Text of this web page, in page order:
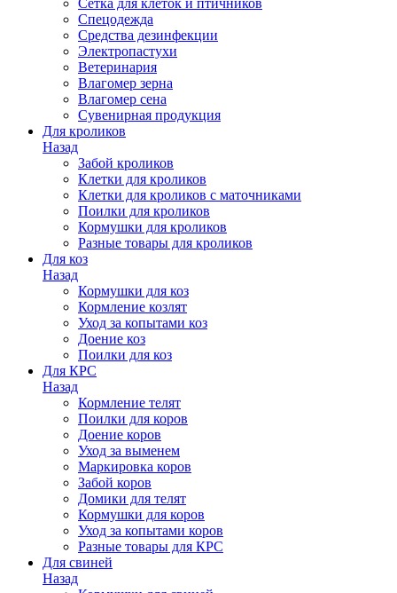
Сетка для клеток и птичников
Спецодежда
Средства дезинфекции
Электропастухи
Ветеринария
Влагомер зерна
Влагомер сена
Сувенирная продукция
Для кроликов
Назад
Забой кроликов
Клетки для кроликов
Клетки для кроликов с маточниками
Поилки для кроликов
Кормушки для кроликов
Разные товары для кроликов
Для коз
Назад
Кормушки для коз
Кормление козлят
Уход за копытами коз
Доение коз
Поилки для коз
Для КРС
Назад
Кормление телят
Поилки для коров
Доение коров
Уход за выменем
Маркировка коров
Забой коров
Домики для телят
Кормушки для коров
Уход за копытами коров
Разные товары для КРС
Для свиней
Назад